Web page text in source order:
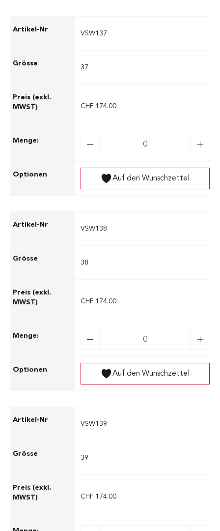
VSW137
37
CHF 174.00
Auf den Wunschzettel
VSW138
38
CHF 174.00
Auf den Wunschzettel
VSW139
39
CHF 174.00